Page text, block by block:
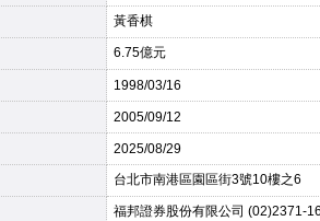
黃香棋
6.75億元
1998/03/16
2005/09/12
2025/08/29
台北市南港區園區街3號10樓之6
福邦證券股份有限公司 (02)2371-